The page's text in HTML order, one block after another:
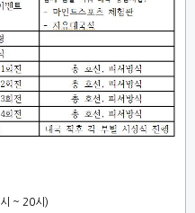
시 ~ 20시 )